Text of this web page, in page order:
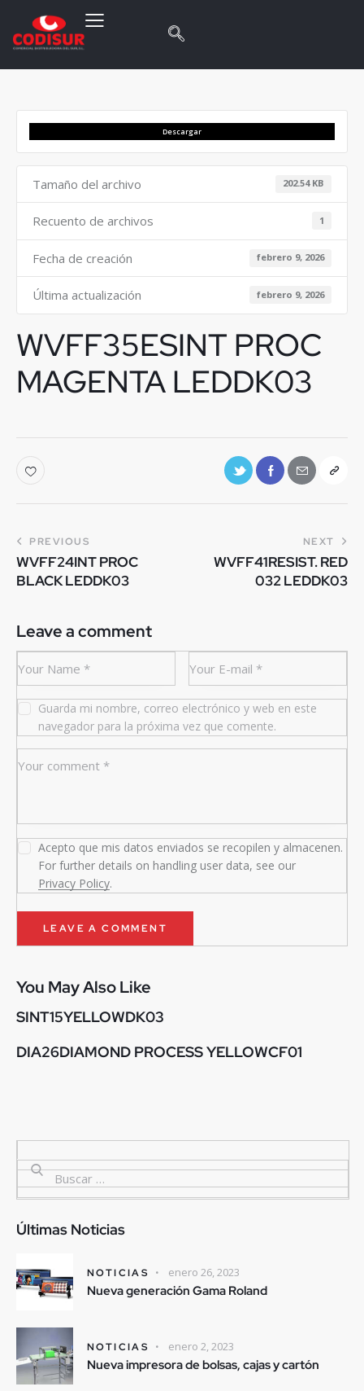
Descargar
Tamaño del archivo 202.54 KB
Recuento de archivos 1
Fecha de creación febrero 9, 2026
Última actualización febrero 9, 2026
WVFF35ESINT PROC
MAGENTA LEDDK03
PREVIOUS
WVFF24INT PROC
BLACK LEDDK03
NEXT
WVFF41RESIST. RED
032 LEDDK03
Leave a comment
Guarda mi nombre, correo electrónico y web en este
navegador para la próxima vez que comente.
Acepto que mis datos enviados se recopilen y almacenen.
For further details on handling user data, see our
Privacy Policy.
You May Also Like
SINT15YELLOWDK03
DIA26DIAMOND PROCESS YELLOWCF01
Últimas Noticias
NOTICIAS enero 26, 2023
Nueva generación Gama Roland
NOTICIAS enero 2, 2023
Nueva impresora de bolsas, cajas y cartón